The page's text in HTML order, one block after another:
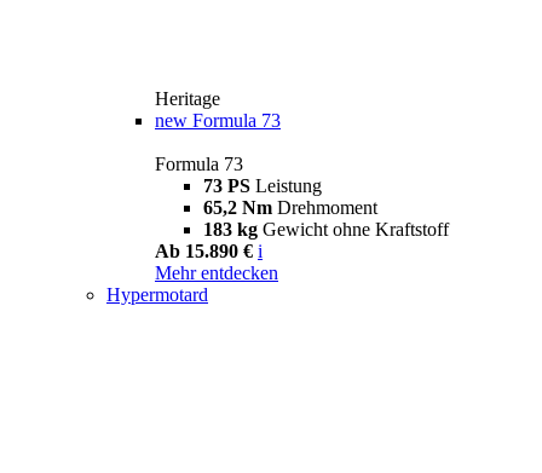
Heritage
new Formula 73
Formula 73
73 PS Leistung
65,2 Nm Drehmoment
183 kg Gewicht ohne Kraftstoff
Ab 15.890 € i
Mehr entdecken
Hypermotard